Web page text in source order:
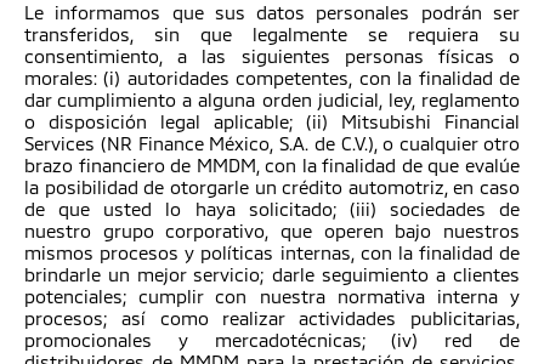
Le informamos que sus datos personales podrán ser
transferidos, sin que legalmente se requiera su
consentimiento, a las siguientes personas físicas o
morales: (i) autoridades competentes, con la finalidad de
dar cumplimiento a alguna orden judicial, ley, reglamento
o disposición legal aplicable; (ii) Mitsubishi Financial
Services (NR Finance México, S.A. de C.V.), o cualquier otro
brazo financiero de MMDM, con la finalidad de que evalúe
la posibilidad de otorgarle un crédito automotriz, en caso
de que usted lo haya solicitado; (iii) sociedades de
nuestro grupo corporativo, que operen bajo nuestros
mismos procesos y políticas internas, con la finalidad de
brindarle un mejor servicio; darle seguimiento a clientes
potenciales; cumplir con nuestra normativa interna y
procesos; así como realizar actividades publicitarias,
promocionales y mercadotécnicas; (iv) red de